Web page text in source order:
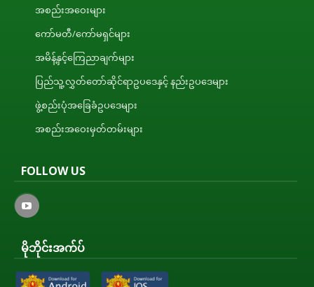
အစည်းအဝေးများ
ကော်မတီ/ကော်မရှင်များ
အမိန့်နှင့်ကြေညာချက်များ
ပြည်သူ့လွှတ်တော်ဆိုင်ရာဥပဒေနှင့် နည်းဥပဒေများ
ဖွဲ့စည်းပုံအခြေခံဥပဒေများ
အစည်းအဝေးမှတ်တမ်းများ
FOLLOW US
မိုဘိုင်းအက်ပ်